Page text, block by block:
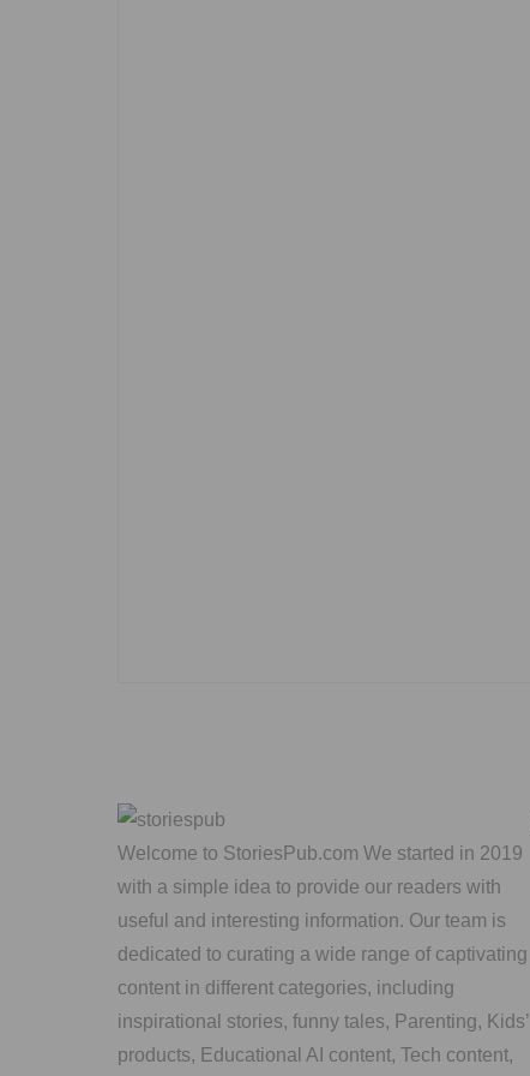
Welcome to StoriesPub.com We started in 2019
with a simple idea to provide our readers with
useful and interesting information. Our team is
dedicated to curating a wide range of captivating
content in different categories, including
inspirational stories, funny tales, Parenting, Kids’
products, Educational AI content, Tech content,